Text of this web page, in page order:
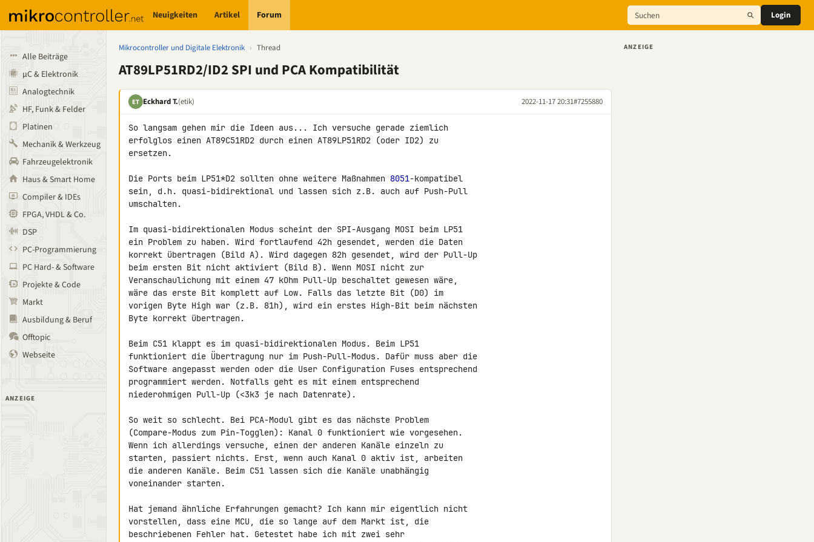
Neuigkeiten Artikel Forum Login
Alle Beiträge
µC & Elektronik
Analogtechnik
HF, Funk & Felder
Platinen
Mechanik & Werkzeug
Fahrzeugelektronik
Haus & Smart Home
Compiler & IDEs
FPGA, VHDL & Co.
DSP
PC-Programmierung
PC Hard- & Software
Projekte & Code
Markt
Ausbildung & Beruf
Offtopic
Webseite
ANZEIGE
Mikrocontroller und Digitale Elektronik › Thread
AT89LP51RD2/ID2 SPI und PCA Kompatibilität
ET Eckhard T.(etik) 2022-11-17 20:31#7255880
So langsam gehen mir die Ideen aus... Ich versuche gerade ziemlich
erfolglos einen AT89C51RD2 durch einen AT89LP51RD2 (oder ID2) zu
ersetzen.
Die Ports beim LP51*D2 sollten ohne weitere Maßnahmen 8051-kompatibel
sein, d.h. quasi-bidirektional und lassen sich z.B. auch auf Push-Pull
umschalten.
Im quasi-bidirektionalen Modus scheint der SPI-Ausgang MOSI beim LP51
ein Problem zu haben. Wird fortlaufend 42h gesendet, werden die Daten
korrekt übertragen (Bild A). Wird dagegen 82h gesendet, wird der Pull-Up
beim ersten Bit nicht aktiviert (Bild B). Wenn MOSI nicht zur
Veranschaulichung mit einem 47 kOhm Pull-Up beschaltet gewesen wäre,
wäre das erste Bit komplett auf Low. Falls das letzte Bit (D0) im
vorigen Byte High war (z.B. 81h), wird ein erstes High-Bit beim nächsten
Byte korrekt übertragen.
Beim C51 klappt es im quasi-bidirektionalen Modus. Beim LP51
funktioniert die Übertragung nur im Push-Pull-Modus. Dafür muss aber die
Software angepasst werden oder die User Configuration Fuses entsprechend
programmiert werden. Notfalls geht es mit einem entsprechend
niederohmigen Pull-Up (<3k3 je nach Datenrate).
So weit so schlecht. Bei PCA-Modul gibt es das nächste Problem
(Compare-Modus zum Pin-Togglen): Kanal 0 funktioniert wie vorgesehen.
Wenn ich allerdings versuche, einen der anderen Kanäle einzeln zu
starten, passiert nichts. Erst, wenn auch Kanal 0 aktiv ist, arbeiten
die anderen Kanäle. Beim C51 lassen sich die Kanäle unabhängig
voneinander starten.
Hat jemand ähnliche Erfahrungen gemacht? Ich kann mir eigentlich nicht
vorstellen, dass eine MCU, die so lange auf dem Markt ist, die
beschriebenen Fehler hat. Getestet habe ich mit zwei sehr
ANZEIGE